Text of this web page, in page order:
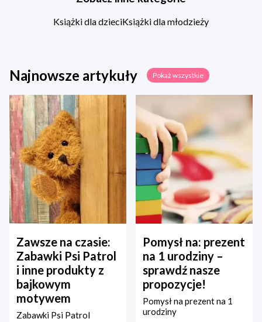
Książki dla dzieciKsiążki dla młodzieży
Najnowsze artykuły Pokaż wszystkie
Zawsze na czasie:
Zabawki Psi Patrol
i inne produkty z
bajkowym
motywem
Zabawki Psi Patrol
Pomysł na: prezent
na 1 urodziny –
sprawdź nasze
propozycje!
Pomysł na prezent na 1
urodziny